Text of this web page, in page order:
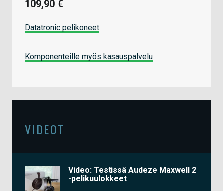
109,90 €
Datatronic pelikoneet
Komponenteille myös kasauspalvelu
VIDEOT
Video: Testissä Audeze Maxwell 2
-pelikuulokkeet